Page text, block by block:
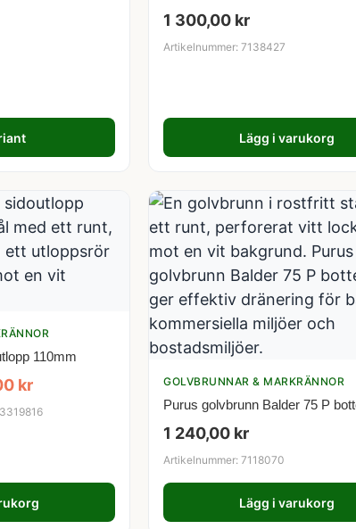
1 300,00 kr
Artikelnummer: 7138427
Lägg i varukorg
110mm
kr GOLVBRUNNAR & MARKRÄNNOR
Purus golvbrunn Balder 75 P
1 240,00 kr
Artikelnummer: 7118070
Lägg i varukorg